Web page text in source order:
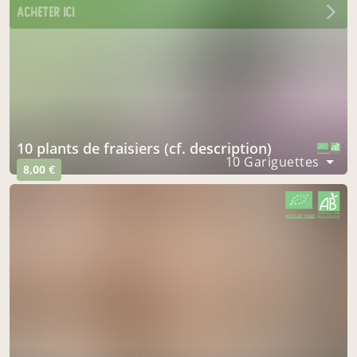
acheter ici
10 plants de fraisiers (cf. description)
8,00 € 10 Gariguettes
CERTIFIÉ PAR FR-BIO-09
AGRICULTURE FRANCE